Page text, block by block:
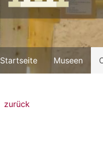
Startseite Museen
zurück